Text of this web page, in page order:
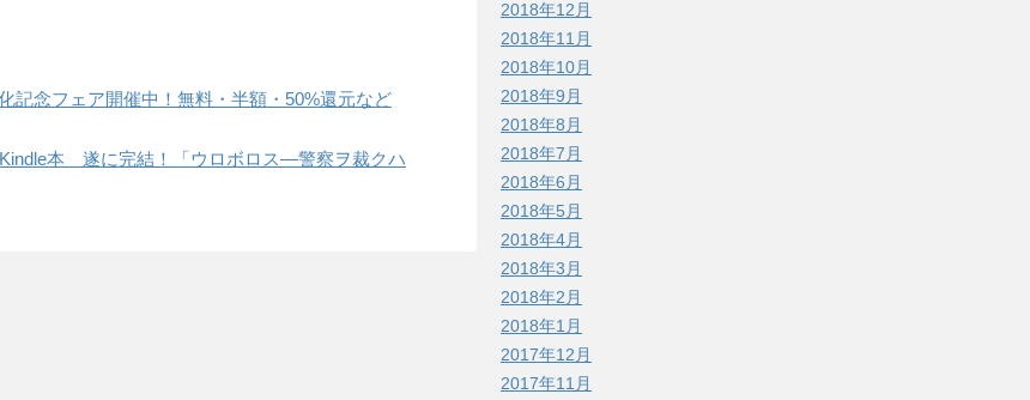
記念フェア開催中！無料・半額・50%還元など
Kindle本 遂に完結！「ウロボロス―警察ヲ裁クハ
2018年12月
2018年11月
2018年10月
2018年9月
2018年8月
2018年7月
2018年6月
2018年5月
2018年4月
2018年3月
2018年2月
2018年1月
2017年12月
2017年11月